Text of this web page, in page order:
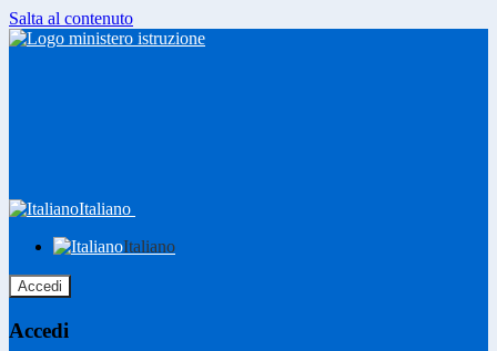
Salta al contenuto
Italiano
Italiano
Accedi
Accedi